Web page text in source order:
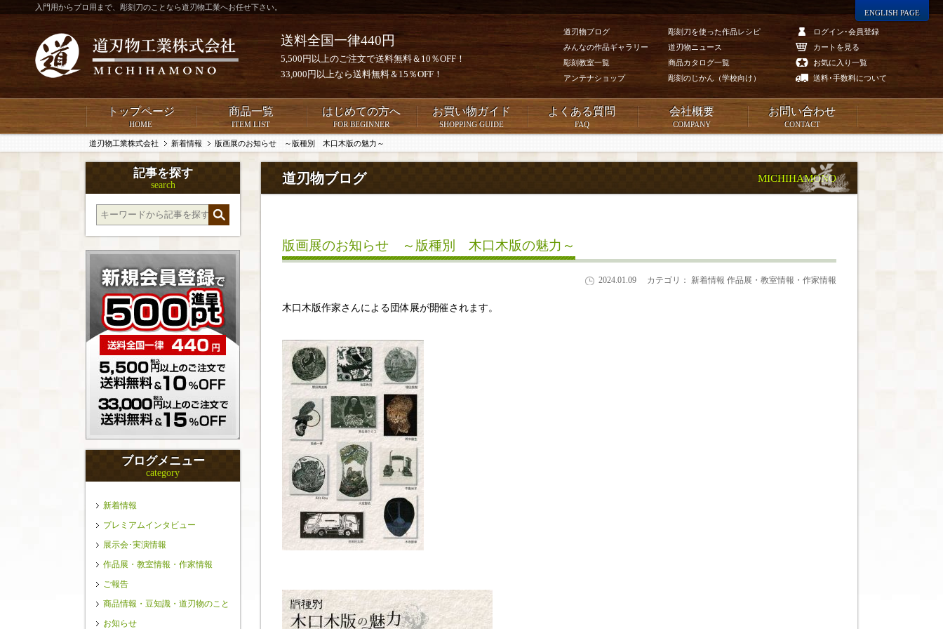
入門用からプロ用まで、彫刻刀のことなら道刃物工業へお任せ下さい。
送料全国一律440円
5,500円以上のご注文で送料無料＆10％OFF！
33,000円以上なら送料無料＆15％OFF！
道刃物ブログ
みんなの作品ギャラリー
彫刻教室一覧
アンテナショップ
彫刻刀を使った作品レシピ
道刃物ニュース
商品カタログ一覧
彫刻のじかん（学校向け）
ログイン･会員登録
カートを見る
お気に入り一覧
送料･手数料について
ENGLISH PAGE
トップページ
HOME
商品一覧
ITEM LIST
はじめての方へ
FOR BEGINNER
お買い物ガイド
SHOPPING GUIDE
よくある質問
FAQ
会社概要
COMPANY
お問い合わせ
CONTACT
道刃物工業株式会社 新着情報 版画展のお知らせ ～版種別 木口木版の魅力～
道刃物ブログ MICHIHAMONO
版画展のお知らせ ～版種別 木口木版の魅力～
2024.01.09 カテゴリ： 新着情報 作品展・教室情報・作家情報
木口木版作家さんによる団体展が開催されます。
記事を探す
search
ブログメニュー
category
新着情報
プレミアムインタビュー
展示会･実演情報
作品展・教室情報・作家情報
ご報告
商品情報・豆知識・道刃物のこと
お知らせ